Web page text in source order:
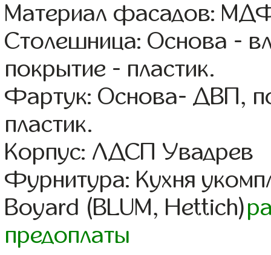
Материал фасадов:
Столешница: Основа -
покрытие - пластик.
Фартук: Основа- ДВП,
пластик.
Корпус: ЛДСП Увадрев
Фурнитура: Кухня
Boyard (BLUM, Hettich)
предоплаты